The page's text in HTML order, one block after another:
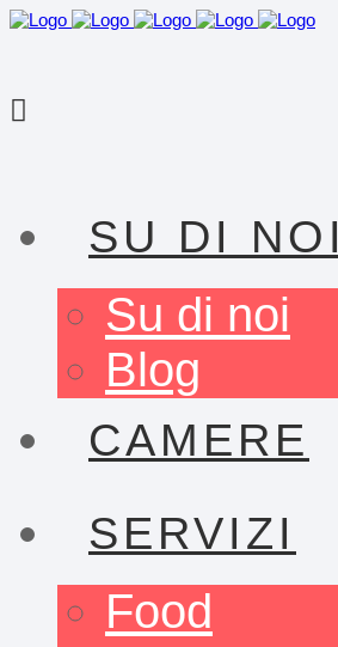
SU DI NOI
Su di noi
Blog
CAMERE
SERVIZI
Food